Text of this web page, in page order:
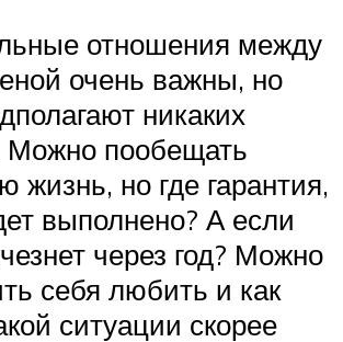
отношения между
очень важны, но
никаких
Можно пообещать
жизнь, но где гарантия,
выполнено? А если
через год? Можно
себя любить и как
ситуации скорее